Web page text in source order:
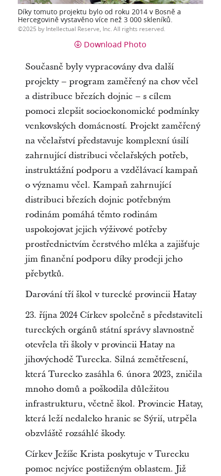
Díky tomuto projektu bylo od roku 2014 v Bosně a
Hercegovině vystavěno více než 3 000 skleníků.
2025 by Intellectual Reserve, Inc. All rights reserved.
Download Photo
Současně byly vypracovány dva další
projekty – program zaměřený na chov včel
a distribuce březích dojnic – s cílem
pomoci zlepšit socioekonomické podmínky
venkovských domácností. Projekt zaměřený
na včelařství představuje komplexní úsilí
zahrnující distribuci včelařských potřeb,
instruktážní podporu a vzdělávací kampaň
o významu včel. Kampaň zahrnující
distribuci březích dojnic potřebným
rodinám pomáhá těmto rodinám
uspokojovat jejich výživové potřeby
prostřednictvím čerstvého mléka a zajišťuje
jim finanční podporu díky prodeji jeho
přebytků.
Darování tří škol v turecké provincii Hatay
23. října 2024 Církev společně s představiteli
tureckých orgánů státní správy slavnostně
otevřela tři školy v provincii Hatay na
jihovýchodě Turecka. Silná zemětřesení,
která Turecko zasáhla 6. února 2023, zničila
mnoho domů a poškodila důležitou
infrastrukturu, včetně škol. Provincie Hatay,
která leží nedaleko hranic se Sýrií, utrpěla
obzvláště rozsáhlé škody.
Církev Ježíše Krista poskytuje v Turecku
pomoc nejvíce postiženým oblastem. Již